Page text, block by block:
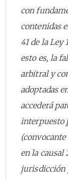
con
contenidas
41 de la Ley
esto es, la
arbitral y
adoptadas
accederá
interpuesto
en la causal
jurisdicción